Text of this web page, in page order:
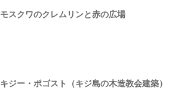
モスクワのクレムリンと赤の広場
キジー・ポゴスト（キジ島の木造教会建築）